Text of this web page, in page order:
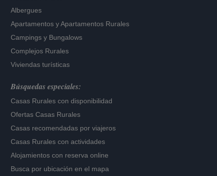
Albergues
Apartamentos yApartamentos Rurales
Campings y Bungalows
Complejos Rurales
Viviendas turísticas
Búsquedas especiales:
Casas Rurales con disponibilidad
Ofertas Casas Rurales
Casas recomendadas por viajeros
Casas Rurales con actividades
Alojamientos con reserva online
Busca por ubicación en el mapa